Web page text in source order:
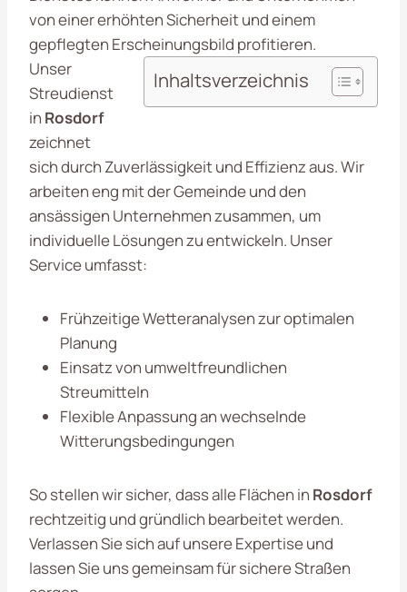
von einer erhöhten Sicherheit und einem
gepflegten Erscheinungsbild profitieren.
Inhaltsverzeichnis
Unser
Streudienst
in Rosdorf
zeichnet
sich durch Zuverlässigkeit und Effizienz aus. Wir
arbeiten eng mit der Gemeinde und den
ansässigen Unternehmen zusammen, um
individuelle Lösungen zu entwickeln. Unser
Service umfasst:
Frühzeitige Wetteranalysen zur optimalen
Planung
Einsatz von umweltfreundlichen
Streumitteln
Flexible Anpassung an wechselnde
Witterungsbedingungen
So stellen wir sicher, dass alle Flächen in Rosdorf
rechtzeitig und gründlich bearbeitet werden.
Verlassen Sie sich auf unsere Expertise und
lassen Sie uns gemeinsam für sichere Straßen